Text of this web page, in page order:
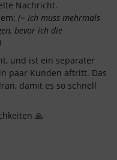
Nachricht.
(= Ich muss mehrmals
bevor ich die
und ist ein separater
paar Kunden aftritt. Das
damit es so schnell
🙏